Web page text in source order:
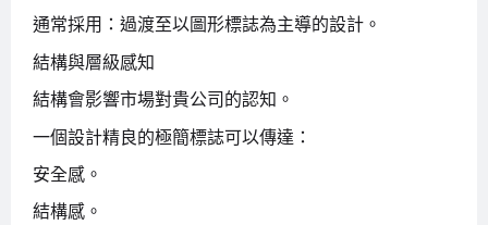
通常採用：過渡至以圖形標誌為主導的設計。
結構與層級感知
結構會影響市場對貴公司的認知。
一個設計精良的極簡標誌可以傳達：
安全感。
結構感。